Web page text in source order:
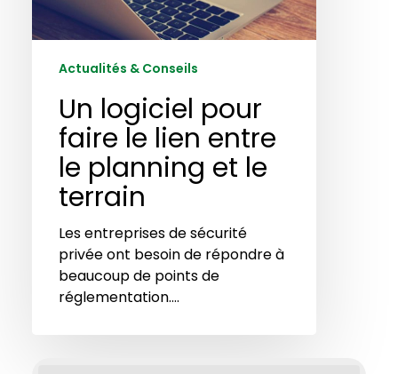
planning
terrain
Actualités & Conseils
Un logiciel pour
faire le lien entre
le planning et le
terrain
Les entreprises de sécurité
privée ont besoin de répondre à
beaucoup de points de
réglementation.…